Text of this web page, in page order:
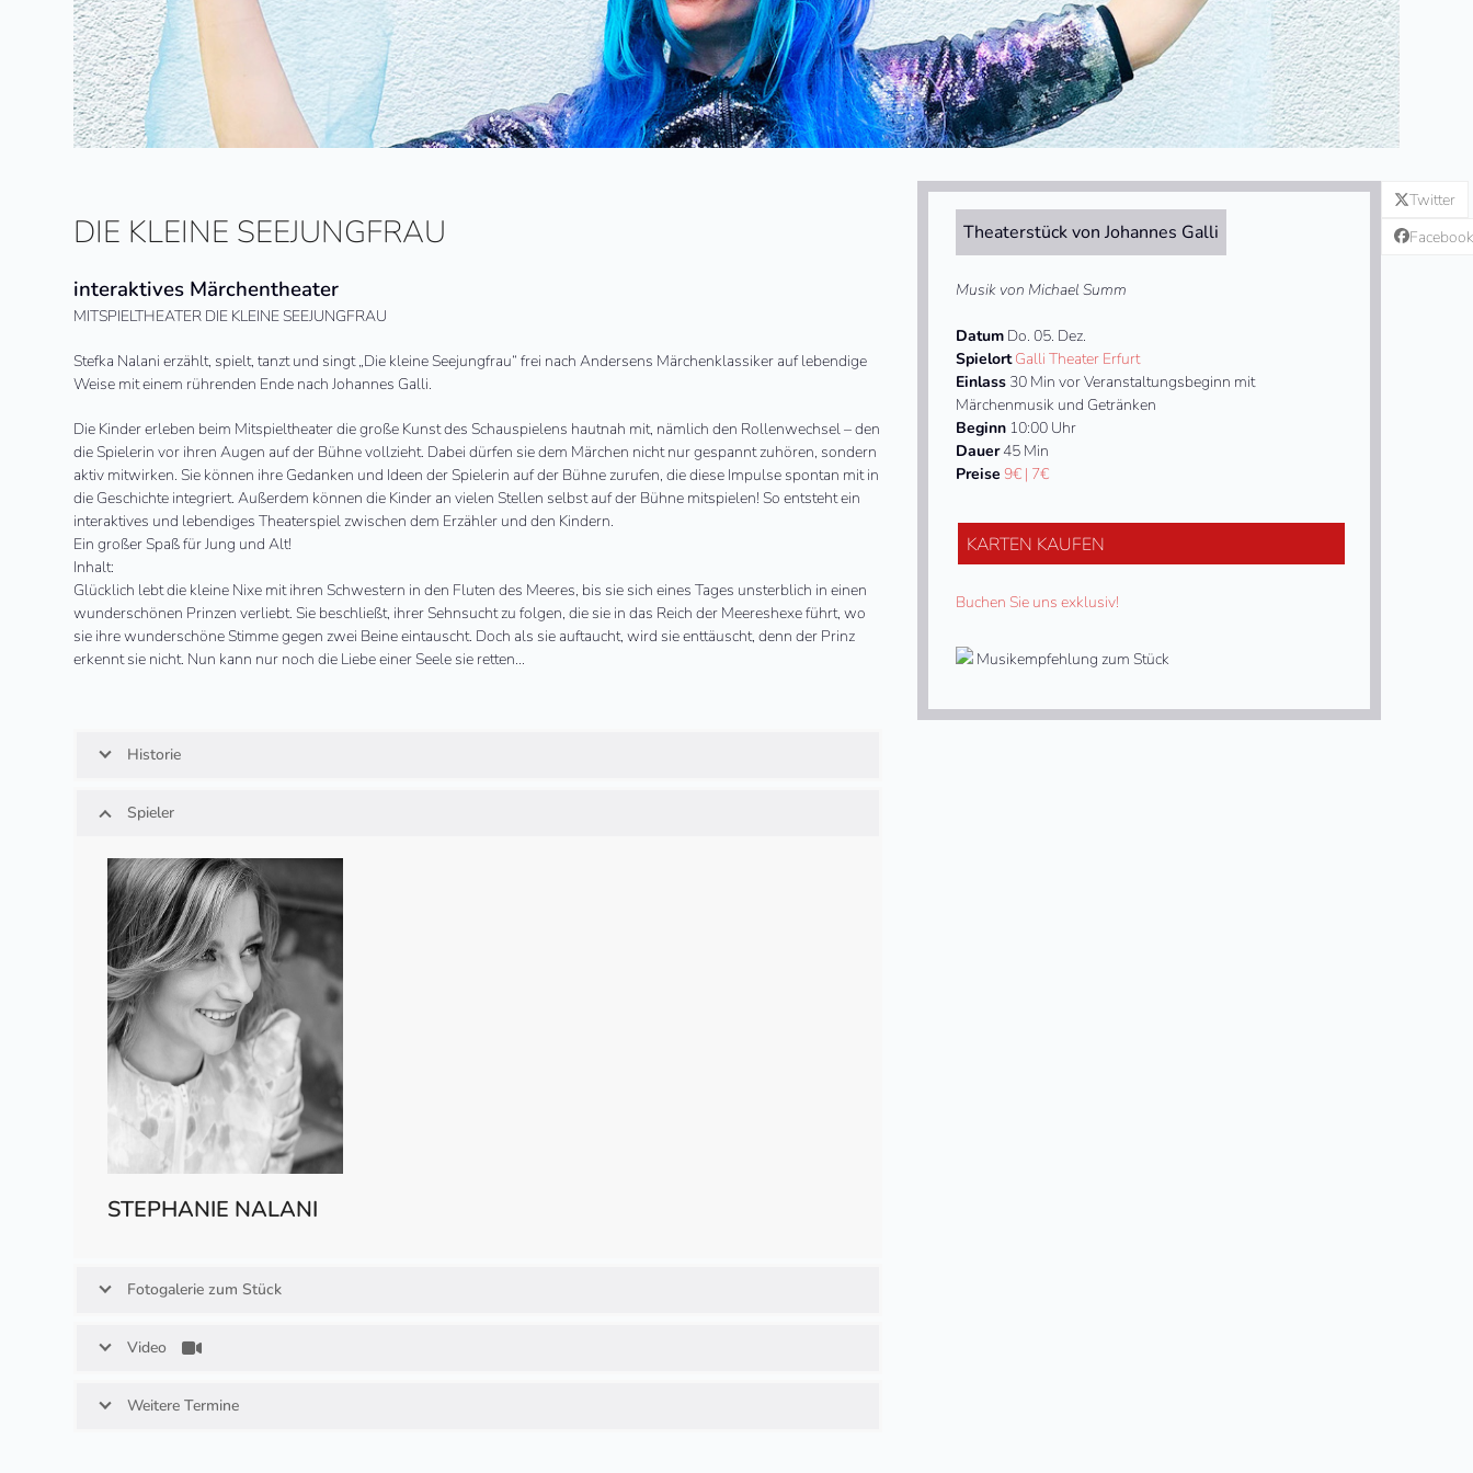
DIE KLEINE SEEJUNGFRAU
interaktives Märchentheater
MITSPIELTHEATER DIE KLEINESEEJUNGFRAU
Stefka Nalani erzählt, spielt, tanzt und singt „Die kleineSeejungfrau“ frei nach Andersens Märchenklassiker auf lebendige
Weise mit einem rührenden Ende nach Johannes Galli.
Die Kinder erleben beim Mitspieltheater die große Kunst des Schauspielens hautnah mit, nämlich den Rollenwechsel – den
die Spielerin vor ihren Augen auf der Bühne vollzieht. Dabei dürfen sie dem Märchen nicht nur gespannt zuhören, sondern
aktiv mitwirken. Sie können ihre Gedanken und Ideen der Spielerin auf der Bühne zurufen, die diese Impulse spontan mit in
die Geschichte integriert. Außerdem können die Kinder an vielen Stellen selbst auf der Bühne mitspielen! So entsteht ein
interaktives und lebendiges Theaterspiel zwischen dem Erzähler und den Kindern.
Ein großer Spaß fürJung und Alt!
Inhalt:
Glücklich lebt die kleine Nixe mit ihren Schwestern in den Fluten des Meeres, bis sie sich eines Tages unsterblich in einen
wunderschönen Prinzen verliebt. Sie beschließt, ihrer Sehnsucht zu folgen, die sie in das Reich der Meereshexe führt, wo
sie ihre wunderschöne Stimme gegen zwei Beine eintauscht. Doch als sie auftaucht, wird sie enttäuscht, denn der Prinz
erkennt sie nicht. Nun kann nur noch die Liebe einer Seele sie retten…
Historie
Spieler
STEPHANIE NALANI
Fotogalerie zum Stück
Video
Weitere Termine
Theaterstück von Johannes Galli
Musik von Michael Summ
Datum Do. 05. Dez.
Spielort Galli Theater Erfurt
Einlass 30 Min vor Veranstaltungsbeginn mit
Märchenmusik und Getränken
Beginn 10:00 Uhr
Dauer45 Min
Preise 9€ | 7€
KARTEN KAUFEN
Buchen Sie uns exklusiv!
Musikempfehlung zum Stück
Twitter